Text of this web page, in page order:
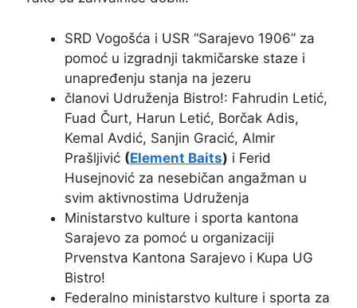
SRD Vogošća i USR “Sarajevo 1906” za
pomoć u izgradnji takmičarske staze i
unapređenju stanja na jezeru
članovi Udruženja Bistro!: Fahrudin Letić,
Fuad Čurt, Harun Letić, Borčak Adis,
Kemal Avdić, Sanjin Gracić, Almir
Prašljivić (Element Baits) i Ferid
Husejnović za nesebičan angažman u
svim aktivnostima Udruženja
Ministarstvo kulture i sporta kantona
Sarajevo za pomoć u organizaciji
Prvenstva Kantona Sarajevo i Kupa UG
Bistro!
Federalno ministarstvo kulture i sporta za